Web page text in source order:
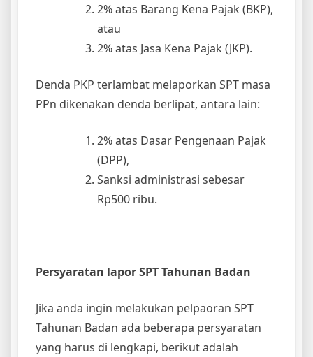
2% atas Barang Kena Pajak (BKP),
atau
2% atas Jasa Kena Pajak (JKP).
Denda PKP terlambat melaporkan SPT masa
PPn dikenakan denda berlipat, antara lain:
2% atas Dasar Pengenaan Pajak
(DPP),
Sanksi administrasi sebesar
Rp500 ribu.
Persyaratan lapor SPT Tahunan Badan
Jika anda ingin melakukan pelpaoran SPT
Tahunan Badan ada beberapa persyaratan
yang harus di lengkapi, berikut adalah